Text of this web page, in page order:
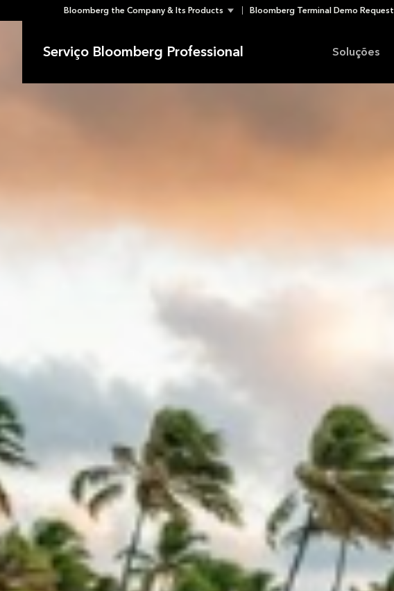
content
Bloomberg the Company & Its Products Bloomberg Terminal Demo Request
Serviço Bloomberg Professional Soluções